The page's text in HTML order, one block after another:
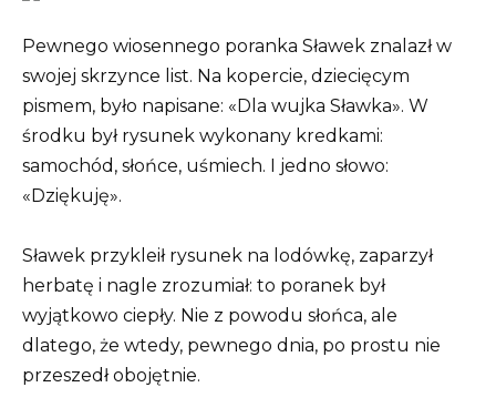
Pewnego wiosennego poranka Sławek znalazł w
swojej skrzynce list. Na kopercie, dziecięcym
pismem, było napisane: «Dla wujka Sławka». W
środku był rysunek wykonany kredkami:
samochód, słońce, uśmiech. I jedno słowo:
«Dziękuję».
Sławek przykleił rysunek na lodówkę, zaparzył
herbatę i nagle zrozumiał: to poranek był
wyjątkowo ciepły. Nie z powodu słońca, ale
dlatego, że wtedy, pewnego dnia, po prostu nie
przeszedł obojętnie.